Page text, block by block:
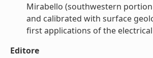
Mirabello (southwestern
and calibrated with surface
first applications of the
Editore